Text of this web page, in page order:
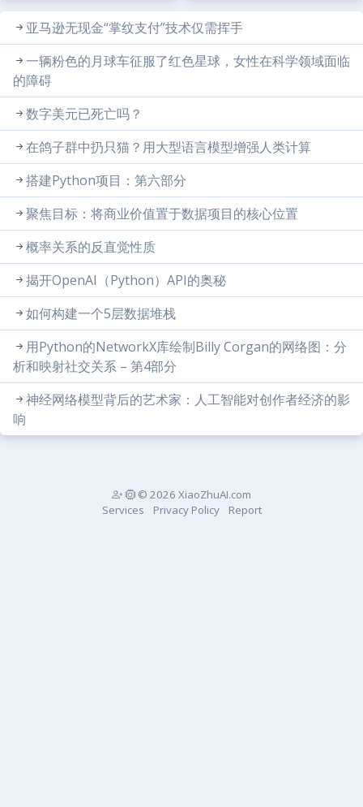
亚马逊无现金“掌纹支付”技术仅需挥手
一辆粉色的月球车征服了红色星球，女性在科学领域面临
的障碍
数字美元已死亡吗？
在鸽子群中扔只猫？用大型语言模型增强人类计算
搭建Python项目：第六部分
聚焦目标：将商业价值置于数据项目的核心位置
概率关系的反直觉性质
揭开OpenAI（Python）API的奥秘
如何构建一个5层数据堆栈
用Python的NetworkX库绘制Billy Corgan的网络图：分
析和映射社交关系 – 第4部分
神经网络模型背后的艺术家：人工智能对创作者经济的影
响
© 2026 XiaoZhuAI.com
Services
Privacy Policy Report